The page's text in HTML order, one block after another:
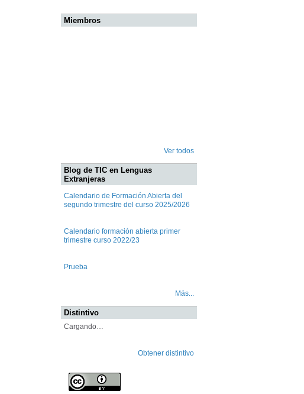
Miembros
Ver todos
Blog de TIC en Lenguas
Extranjeras
Calendario de Formación Abierta del
segundo trimestre del curso 2025/2026
Calendario formación abierta primer
trimestre curso 2022/23
Prueba
Más...
Distintivo
Cargando…
Obtener distintivo